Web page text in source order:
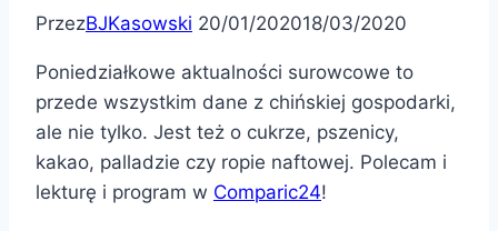
PrzezBJKasowski 20/01/202018/03/2020
Poniedziałkowe aktualności surowcowe to
przede wszystkim dane z chińskiej gospodarki,
ale nie tylko. Jest też o cukrze, pszenicy,
kakao, palladzie czy ropie naftowej. Polecam i
lekturę i program w Comparic24!